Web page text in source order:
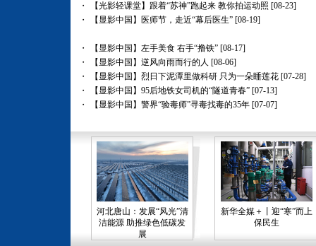
・
【光影轻课堂】跟着“苏神”跑起来 教你拍运动照 [08-23]
・
【显影中国】医师节，走近“幕后医生” [08-19]
・ 【显影中国】左手美食 右手“撸铁” [08-17]
・
【显影中国】逆风向雨而行的人 [08-06]
・
【显影中国】烈日下泥潭里做科研 只为一朵睡莲花 [07-28]
・
【显影中国】95后地铁女司机的“隧道青春” [07-13]
・
【显影中国】警界“验毒师”寻毒找毒的35年 [07-07]